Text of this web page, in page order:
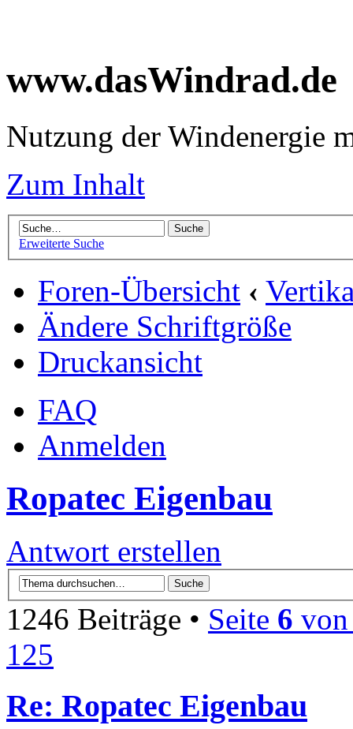
www.dasWindrad.de
Nutzung der Windenergie
Zum Inhalt
Erweiterte Suche
Foren-Übersicht ‹
Ändere Schriftgröße
Druckansicht
FAQ
Anmelden
Ropatec Eigenbau
Antwort erstellen
1246 Beiträge • Seite 6
125
Re: Ropatec Eigenbau